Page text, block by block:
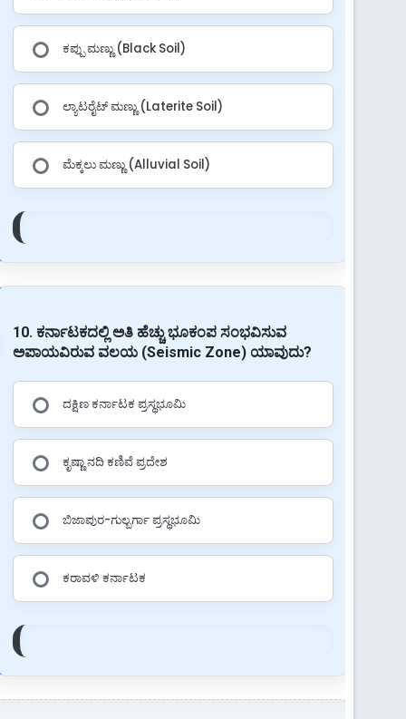
ಕಪ್ಪು ಮಣ್ಣು (Black Soil)
ಲ್ಯಾಟರೈಟ್ ಮಣ್ಣು (Laterite Soil)
ಮೆಕ್ಕಲು ಮಣ್ಣು (Alluvial Soil)
10. ಕರ್ನಾಟಕದಲ್ಲಿ ಅತಿ ಹೆಚ್ಚು ಭೂಕಂಪ ಸಂಭವಿಸುವ
ಅಪಾಯವಿರುವ ವಲಯ (Seismic Zone) ಯಾವುದು?
ದಕ್ಷಿಣ ಕರ್ನಾಟಕ ಪ್ರಸ್ಥಭೂಮಿ
ಕೃಷ್ಣಾ ನದಿ ಕಣಿವೆ ಪ್ರದೇಶ
ಬಿಜಾಪುರ-ಗುಲ್ಬರ್ಗಾ ಪ್ರಸ್ಥಭೂಮಿ
ಕರಾವಳಿ ಕರ್ನಾಟಕ